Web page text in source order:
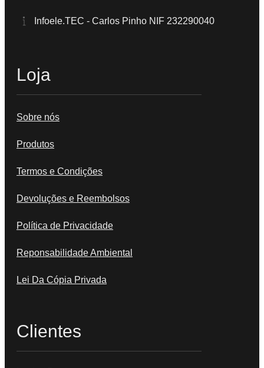
Infoele.TEC - Carlos Pinho NIF 232290040
Loja
Sobre nós
Produtos
Termos e Condições
Devoluções e Reembolsos
Política de Privacidade
Reponsabilidade Ambiental
Lei Da Cópia Privada
Clientes